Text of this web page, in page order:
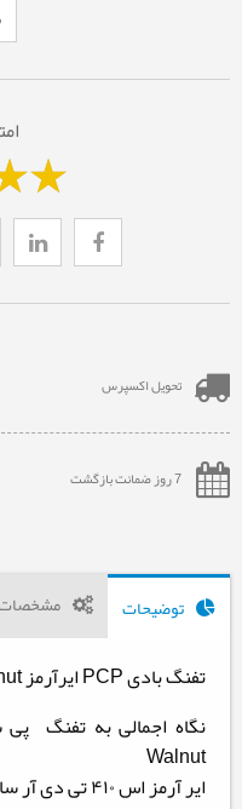
تحویل اکسپرس
7 روز ضمانت بازگشت
توضیحات
تفنگ بادی PCP ایرآرمز S410 TDR RH Walnut
Walnut
ایر آرمز اس ۴۱۰ تی دی آر ساخت کمپانی انگلیسی ایر آرمز است.